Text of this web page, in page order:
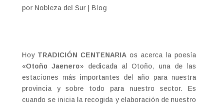
por Nobleza del Sur| Blog
Hoy TRADICIÓN CENTENARIAos acerca la poesía
«Otoño Jaenero» dedicada al Otoño, una de las
estaciones más importantes del año para nuestra
provincia y sobre todo para nuestro sector. Es
cuando se inicia la recogida y elaboración de nuestro